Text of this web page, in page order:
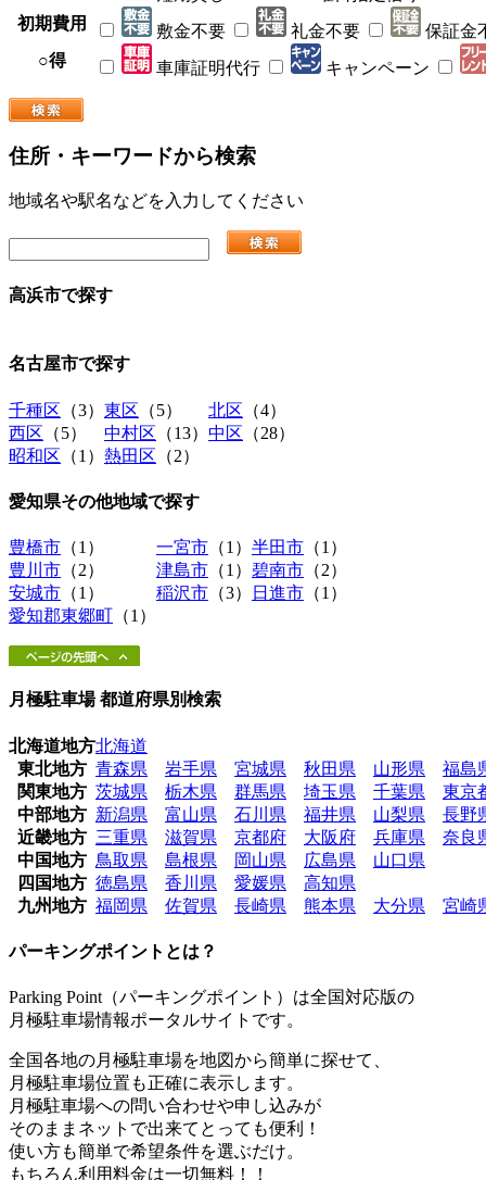
初期費用
敷金不要 礼金不要 保証金
○得
車庫証明代行 キャンペーン
住所・キーワードから検索
地域名や駅名などを入力してください
高浜市で探す
名古屋市で探す
千種区 （3） 東区 （5） 北区 （4）
西区 （5） 中村区 （13） 中区 （28）
昭和区 （1） 熱田区 （2）
愛知県その他地域で探す
豊橋市 （1） 一宮市 （1） 半田市 （1）
豊川市 （2） 津島市 （1） 碧南市 （2）
安城市 （1） 稲沢市 （3） 日進市 （1）
愛知郡東郷町 （1）
月極駐車場 都道府県別検索
北海道地方北海道
東北地方 青森県 岩手県 宮城県 秋田県 山形県
福島
関東地方 茨城県 栃木県 群馬県 埼玉県 千葉県 東京
中部地方 新潟県 富山県 石川県 福井県 山梨県 長野
近畿地方 三重県 滋賀県 京都府 大阪府 兵庫県 奈良
中国地方 鳥取県 島根県 岡山県 広島県
山口県
四国地方 徳島県 香川県 愛媛県
高知県
九州地方 福岡県 佐賀県 長崎県 熊本県 大分県 宮崎
パーキングポイントとは？
Parking Point（パーキングポイント）は全国対応版の
月極駐車場情報ポータルサイトです。
全国各地の月極駐車場を地図から簡単に探せて、
月極駐車場位置も正確に表示します。
月極駐車場への問い合わせや申し込みが
そのままネットで出来てとっても便利！
使い方も簡単で希望条件を選ぶだけ。
もちろん利用料金は一切無料！！